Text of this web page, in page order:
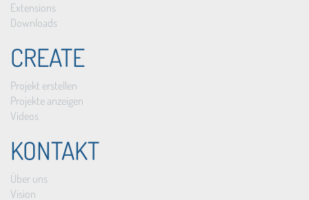
Extensions
Downloads
CREATE
Projekt erstellen
Projekte anzeigen
Videos
KONTAKT
Über uns
Vision